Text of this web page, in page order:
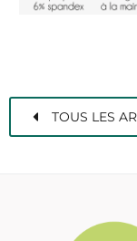
TOUS LES